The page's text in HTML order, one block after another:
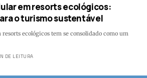
em resorts ecológicos:
o turismo sustentável
ecológicos tem se consolidado como um
DE LEITURA